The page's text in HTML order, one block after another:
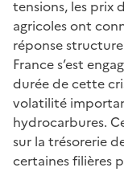
tensions, les prix
agricoles ont
réponse
France s’est
durée de cette
volatilité
hydrocarbures.
sur la trésorerie
certaines filières